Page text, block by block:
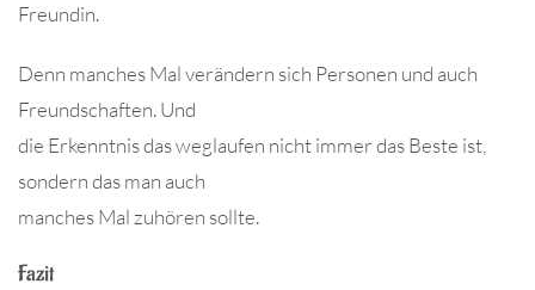
Freundin.
Denn manches Mal verändern sich Personen und auch
Freundschaften. Und
die Erkenntnis das weglaufen nicht immer das Beste ist,
sondern das man auch
manches Mal zuhören sollte.
Fazit